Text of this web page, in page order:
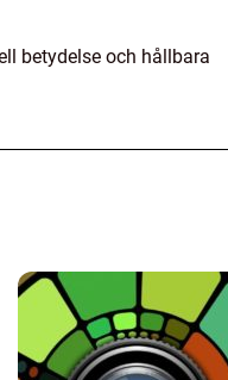
betydelse och hållbara